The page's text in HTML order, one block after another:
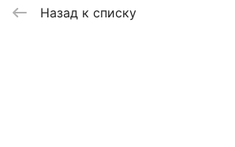
Назад к списку